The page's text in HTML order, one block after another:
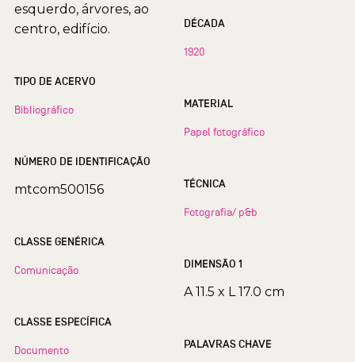
esquerdo, árvores, ao
centro, edifício.
TIPO DE ACERVO
Bibliográfico
NÚMERO DE IDENTIFICAÇÃO
mtcom500156
CLASSE GENÉRICA
Comunicação
CLASSE ESPECÍFICA
Documento
DÉCADA
1920
MATERIAL
Papel fotográfico
TÉCNICA
Fotografia/ p&b
DIMENSÃO 1
A 11.5 x L 17.0 cm
PALAVRAS CHAVE